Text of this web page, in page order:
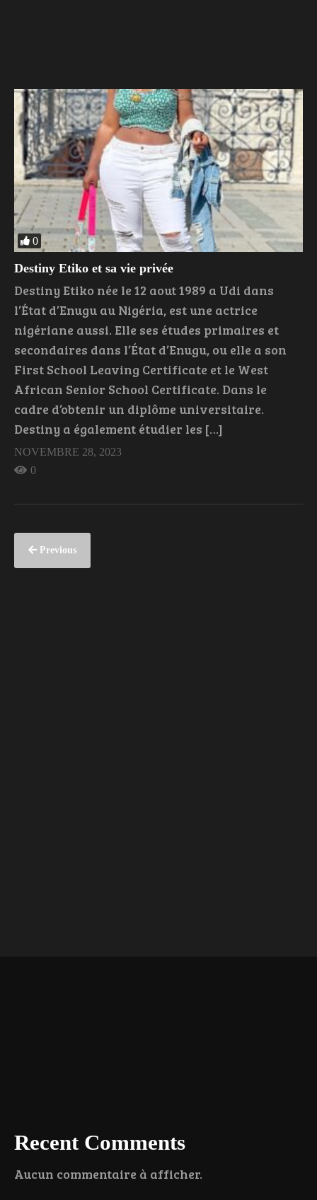
0
Destiny Etiko et sa vie privée
Destiny Etiko née le 12 aout 1989 a Udi dans
l’État d’Enugu au Nigéria, est une actrice
nigériane aussi. Elle ses études primaires et
secondaires dans l’État d’Enugu, ou elle a son
First School Leaving Certificate et le West
African Senior School Certificate. Dans le
cadre d’obtenir un diplôme universitaire.
Destiny a également étudier les […]
NOVEMBRE 28, 2023
0
Previous
Recent Comments
Aucun commentaire à afficher.